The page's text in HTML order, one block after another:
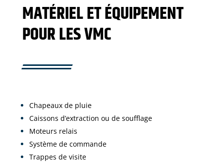
MATÉRIEL ET ÉQUIPEMENT
POUR LES VMC
Chapeaux de pluie
Caissons d’extraction ou de soufflage
Moteurs relais
Système de commande
Trappes de visite